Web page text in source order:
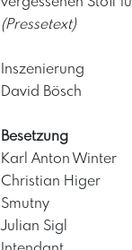
(Pressetext)
Inszenierung
David Bösch
Besetzung
Karl Anton Winter
Christian Higer
Smutny
Julian Sigl